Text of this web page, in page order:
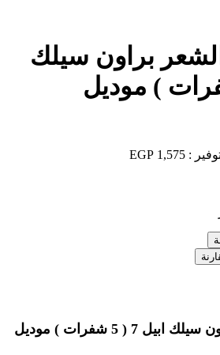
الشعر براون سيلك
7 ( 5 شفرات ) موديل
:
1,575 EGP
ماكينة ازالة الشعر براون سيلك ابيل 7 ( 5 شفرات ) موديل